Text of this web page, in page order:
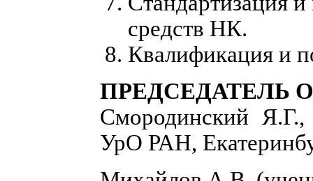
средств НК.
Квалификация и
ПРЕДСЕДАТЕЛЬ
Смородинский
УрО РАН,